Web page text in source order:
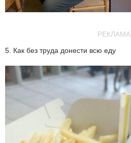
РЕКЛАМА
5. Как без труда донести всю еду